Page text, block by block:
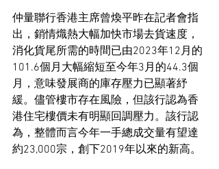
仲量聯行香港主席曾煥平昨在記者會指
出，銷情熾熱大幅加快市場去貨速度，
消化貨尾所需的時間已由2023年12月的
101.6個月大幅縮短至今年3月的44.3個
月，意味發展商的庫存壓力已顯著紓
緩。儘管樓市存在風險，但該行認為香
港住宅樓價未有明顯回調壓力。該行認
為，整體而言今年一手總成交量有望達
約23,000宗，創下2019年以來的新高。